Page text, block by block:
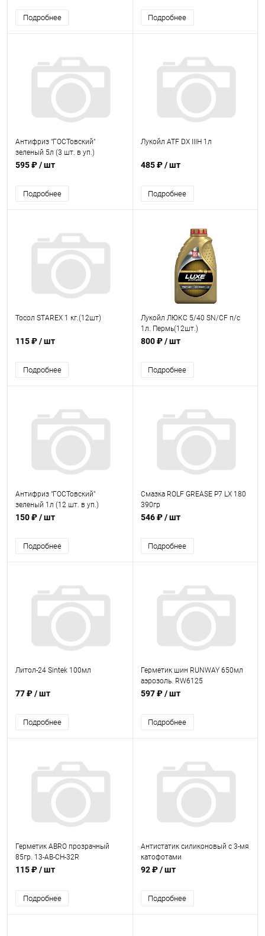
Подробнее Подробнее
Антифриз "ГОСТовский"
зеленый 5л (3 шт. в уп.)
595 ₽/ шт
Подробнее
Лукойл ATF DX IIIH 1л
485 ₽/ шт
Подробнее
Тосол STAREX 1 кг.(12шт)
115 ₽/ шт
Подробнее
Лукойл ЛЮКС 5/40 SN/CF п/с
1л. Пермь(12шт.)
800 ₽/ шт
Подробнее
Антифриз "ГОСТовский"
зеленый 1л (12 шт. в уп.)
150 ₽/ шт
Подробнее
Смазка ROLF GREASE P7 LX 180
390гр
546 ₽/ шт
Подробнее
Литол-24 Sintek 100мл
77 ₽/ шт
Подробнее
Герметик шин RUNWAY 650мл
аэрозоль. RW6125
597 ₽/ шт
Подробнее
Герметик ABRO прозрачный
85гр. 13-AB-CH-32R
115 ₽/ шт
Подробнее
Антистатик силиконовый с 3-мя
катофотами
92 ₽/ шт
Подробнее